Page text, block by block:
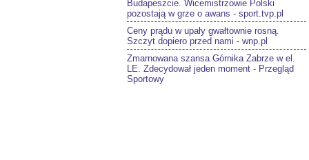
Budapeszcie. Wicemistrzowie Polski
pozostają w grze o awans - sport.tvp.pl
Ceny prądu w upały gwałtownie rosną.
Szczyt dopiero przed nami - wnp.pl
Zmarnowana szansa Górnika Zabrze w el.
LE. Zdecydował jeden moment - Przegląd
Sportowy